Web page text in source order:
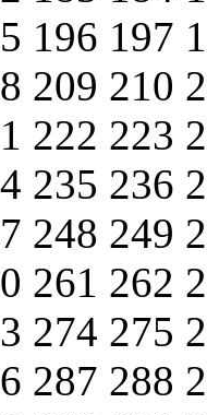
196 197
209 210
222 223
235 236
248 249
261 262
274 275
287 288